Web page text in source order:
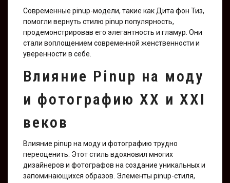
Современные pinup-модели, такие как Дита фон Тиз,
помогли вернуть стилю pinup популярность,
продемонстрировав его элегантность и гламур. Они
стали воплощением современной женственности и
уверенности в себе.
Влияние Pinup на моду
и фотографию XX и XXI
веков
Влияние pinup на моду и фотографию трудно
переоценить. Этот стиль вдохновил многих
дизайнеров и фотографов на создание уникальных и
запоминающихся образов. Элементы pinup-стиля,